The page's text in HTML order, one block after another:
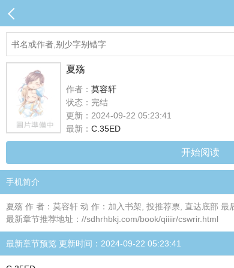
夏殇
作者： 莫容轩
状态：完结
更新：2024-09-22 05:23:41
最新： C.35ED
开始阅读
手机简介
夏殇 作 者：莫容轩 动 作：加入书架, 投推荐票, 直达底部
最新章节推荐地址：//sdhrhbkj.com/book/qiiiir/cswrir.html
最新章节预览 更新时间：2024-09-22 05:23:41